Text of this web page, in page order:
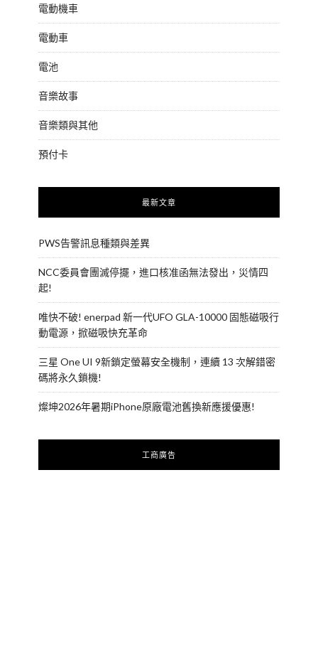
電動機車
電動車
電池
音樂故事
音樂類與其他
預付卡
最新文章
PWS告警訊息種類與差異
NCC委員會團滅停擺，進口核准函無法發出，災情四
起!
唯快不破! enerpad 新一代UFO GLA-10000 固態磁吸行
動電源，掀磁吸快充革命
三星 One UI 9新鎖定螢幕安全機制，連續 13 次解錯密
碼將永久鎖機!
燦坤2026年暑期iPhone原廠電池舊換新應援優惠!
工商廣告